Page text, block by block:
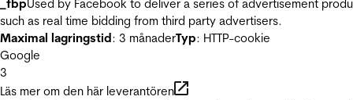
_fbpUsed by Facebook to deliver a series of advertisement
such as real time bidding from third party advertisers.
Maximal lagringstid: 3 månaderTyp: HTTP-cookie
Google
3
Läs mer om den här leverantören